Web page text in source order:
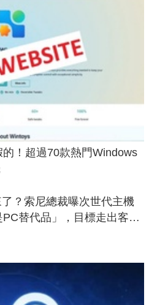
！超過70款熱門Windows
？索尼總裁曝次世代主機
PC替代品」，目標走出客